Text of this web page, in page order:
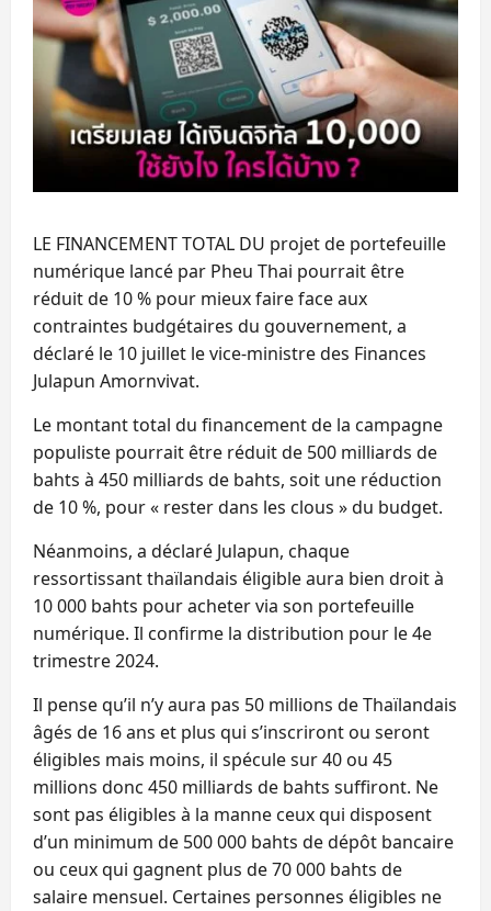
LE FINANCEMENT TOTAL DU projet de portefeuille
numérique lancé par Pheu Thai pourrait être
réduit de 10 % pour mieux faire face aux
contraintes budgétaires du gouvernement, a
déclaré le 10 juillet le vice-ministre des Finances
Julapun Amornvivat.
Le montant total du financement de la campagne
populiste pourrait être réduit de 500 milliards de
bahts à 450 milliards de bahts, soit une réduction
de 10 %, pour « rester dans les clous » du budget.
Néanmoins, a déclaré Julapun, chaque
ressortissant thaïlandais éligible aura bien droit à
10 000 bahts pour acheter via son portefeuille
numérique. Il confirme la distribution pour le 4e
trimestre 2024.
Il pense qu’il n’y aura pas 50 millions de Thaïlandais
âgés de 16 ans et plus qui s’inscriront ou seront
éligibles mais moins, il spécule sur 40 ou 45
millions donc 450 milliards de bahts suffiront. Ne
sont pas éligibles à la manne ceux qui disposent
d’un minimum de 500 000 bahts de dépôt bancaire
ou ceux qui gagnent plus de 70 000 bahts de
salaire mensuel. Certaines personnes éligibles ne